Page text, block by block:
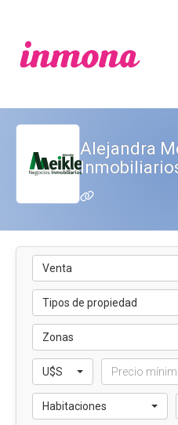
Alejandra
Venta
Tipos de propiedad
Zonas
U$S
Habitaciones